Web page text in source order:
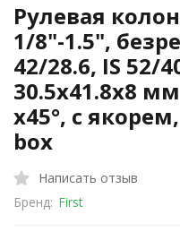
Рулевая
1/8"-1.5",
42/28.6, IS 52/
30.5x41.8x8
x45°, с
box
Написать отзыв
Бренд: First